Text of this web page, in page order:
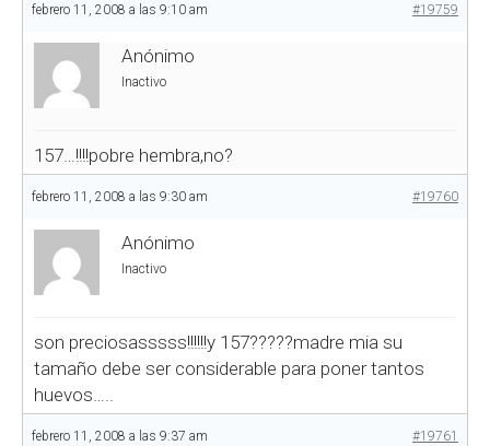
febrero 11, 2008 a las 9:10 am #19759
Anónimo
Inactivo
157…!!!!pobre hembra,no?
febrero 11, 2008 a las 9:30 am #19760
Anónimo
Inactivo
son preciosasssss!!!!!!y 157?????madre mia su
tamaño debe ser considerable para poner tantos
huevos…..
febrero 11, 2008 a las 9:37 am #19761